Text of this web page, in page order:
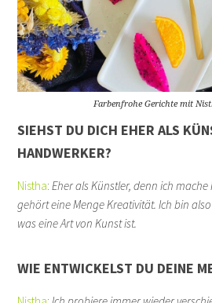
Farbenfrohe Gerichte mit
SIEHST DU DICH EHER ALS
HANDWERKER?
Nistha:Eher als Künstler, denn ich
gehört eine Menge Kreativität. Ich bin
was eine Art von Kunst ist.
WIE ENTWICKELST DU DEINE